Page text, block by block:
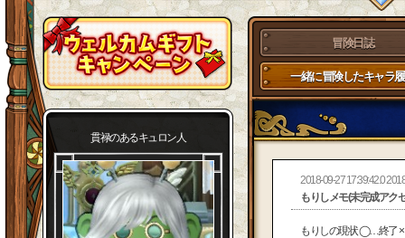
貫禄のあるキュロン人
冒険日誌
一緒に冒険したキャラ
2018-09-27 17:39:42.0
もりしメモ(未完成アク
もりしの現状 ◯…終了